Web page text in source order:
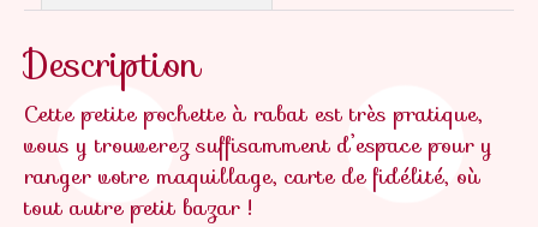
Description
Cette petite pochette à rabat est très pratique,
vous y trouverez suffisamment d’espace pour y
ranger votre maquillage, carte de fidélité, où
tout autre petit bazar !